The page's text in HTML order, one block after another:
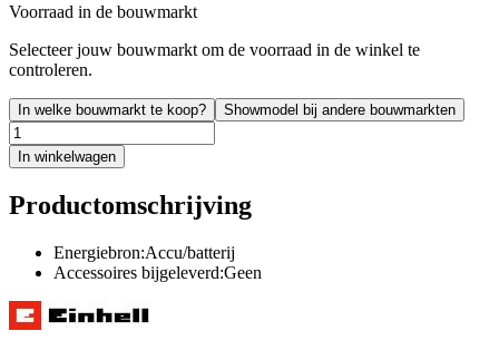
Voorraad in de bouwmarkt
Selecteer jouw bouwmarkt om de voorraad in de winkel te
controleren.
In welke bouwmarkt te koop? Showmodel bij andere bouwmarkten
In winkelwagen
Productomschrijving
Energiebron:Accu/batterij
Accessoires bijgeleverd:Geen